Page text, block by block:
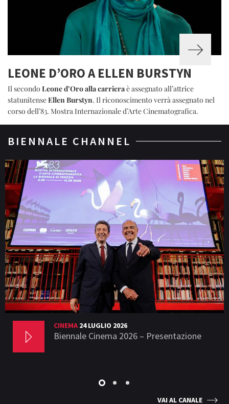
LEONE D’ORO A ELLEN BURSTYN
Il secondo Leone d’Oro alla carrieraè assegnato all’attrice
statunitenseEllen Burstyn. Il riconoscimento verrà assegnato nel
corso dell’83. Mostra Internazionale d’Arte Cinematografica.
BIENNALE CHANNEL
CINEMA 24 LUGLIO 2026
Biennale Cinema 2026 – Presentazione
VAI AL CANALE